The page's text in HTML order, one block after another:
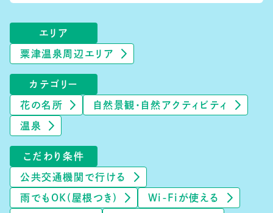
エリア
粟津温泉周辺エリア
カテゴリー
花の名所 自然景観・自然アクティビティ
温泉
こだわり条件
公共交通機関で行ける
雨でもOK(屋根つき) Wi-Fiが使える